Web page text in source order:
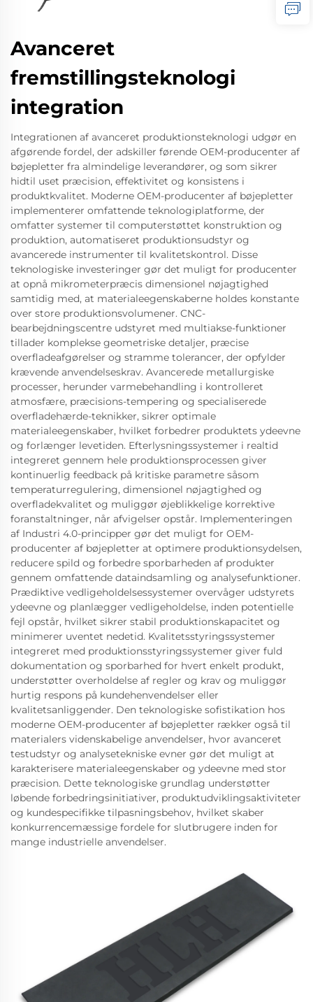
Avanceret
fremstillingsteknologi
integration
Integrationen af avanceret produktionsteknologi udgør en
afgørende fordel, der adskiller førende OEM-producenter af
bøjepletter fra almindelige leverandører, og som sikrer
hidtil uset præcision, effektivitet og konsistens i
produktkvalitet. Moderne OEM-producenter af bøjepletter
implementerer omfattende teknologiplatforme, der
omfatter systemer til computerstøttet konstruktion og
produktion, automatiseret produktionsudstyr og
avancerede instrumenter til kvalitetskontrol. Disse
teknologiske investeringer gør det muligt for producenter
at opnå mikrometerpræcis dimensionel nøjagtighed
samtidig med, at materialeegenskaberne holdes konstante
over store produktionsvolumener. CNC-
bearbejdningscentre udstyret med multiakse-funktioner
tillader komplekse geometriske detaljer, præcise
overfladeafgørelser og stramme tolerancer, der opfylder
krævende anvendelseskrav. Avancerede metallurgiske
processer, herunder varmebehandling i kontrolleret
atmosfære, præcisions-tempering og specialiserede
overfladehærde-teknikker, sikrer optimale
materialeegenskaber, hvilket forbedrer produktets ydeevne
og forlænger levetiden. Efterlysningssystemer i realtid
integreret gennem hele produktionsprocessen giver
kontinuerlig feedback på kritiske parametre såsom
temperaturregulering, dimensionel nøjagtighed og
overfladekvalitet og muliggør øjeblikkelige korrektive
foranstaltninger, når afvigelser opstår. Implementeringen
af Industri 4.0-principper gør det muligt for OEM-
producenter af bøjepletter at optimere produktionsydelsen,
reducere spild og forbedre sporbarheden af produkter
gennem omfattende dataindsamling og analysefunktioner.
Prædiktive vedligeholdelsessystemer overvåger udstyrets
ydeevne og planlægger vedligeholdelse, inden potentielle
fejl opstår, hvilket sikrer stabil produktionskapacitet og
minimerer uventet nedetid. Kvalitetsstyringssystemer
integreret med produktionsstyringssystemer giver fuld
dokumentation og sporbarhed for hvert enkelt produkt,
understøtter overholdelse af regler og krav og muliggør
hurtig respons på kundehenvendelser eller
kvalitetsanliggender. Den teknologiske sofistikation hos
moderne OEM-producenter af bøjepletter rækker også til
materialers videnskabelige anvendelser, hvor avanceret
testudstyr og analysetekniske evner gør det muligt at
karakterisere materialeegenskaber og ydeevne med stor
præcision. Dette teknologiske grundlag understøtter
løbende forbedringsinitiativer, produktudviklingsaktiviteter
og kundespecifikke tilpasningsbehov, hvilket skaber
konkurrencemæssige fordele for slutbrugere inden for
mange industrielle anvendelser.